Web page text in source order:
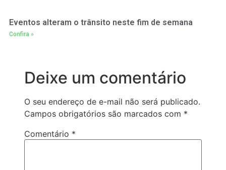
Eventos alteram o trânsito neste fim de semana
Confira »
Deixe um comentário
O seu endereço de e-mail não será publicado.
Campos obrigatórios são marcados com *
Comentário *